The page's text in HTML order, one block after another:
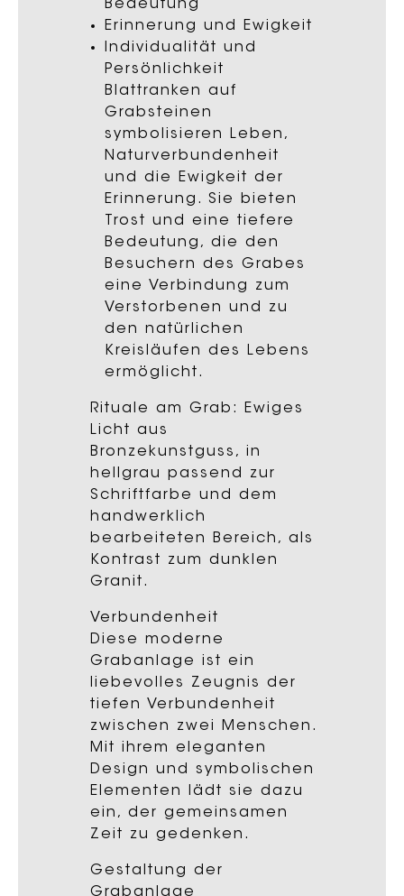
Bedeutung
Erinnerung und Ewigkeit
Individualität und
Persönlichkeit
Blattranken auf
Grabsteinen
symbolisieren Leben,
Naturverbundenheit
und die Ewigkeit der
Erinnerung. Sie bieten
Trost und eine tiefere
Bedeutung, die den
Besuchern des Grabes
eine Verbindung zum
Verstorbenen und zu
den natürlichen
Kreisläufen des Lebens
ermöglicht.
Rituale am Grab: Ewiges
Licht aus
Bronzekunstguss, in
hellgrau passend zur
Schriftfarbe und dem
handwerklich
bearbeiteten Bereich, als
Kontrast zum dunklen
Granit.
Verbundenheit
Diese moderne
Grabanlage ist ein
liebevolles Zeugnis der
tiefen Verbundenheit
zwischen zwei Menschen.
Mit ihrem eleganten
Design und symbolischen
Elementen lädt sie dazu
ein, der gemeinsamen
Zeit zu gedenken.
Gestaltung der
Grabanlage